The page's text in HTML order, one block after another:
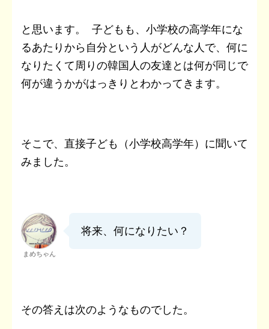
と思います。 子どもも、小学校の高学年にな
るあたりから自分という人がどんな人で、何に
なりたくて周りの韓国人の友達とは何が同じで
何が違うかがはっきりとわかってきます。
そこで、直接子ども（小学校高学年）に聞いて
みました。
まめちゃん
将来、何になりたい？
その答えは次のようなものでした。